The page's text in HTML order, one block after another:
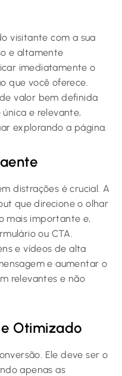
visitante com a sua
e altamente
imediatamente o
que você oferece.
valor bem definida
e relevante,
explorando a página.
distrações é crucial. A
que direcione o olhar
mais importante e,
ou CTA.
e vídeos de alta
e aumentar o
relevantes e não
Otimizado
Ele deve ser o
apenas as